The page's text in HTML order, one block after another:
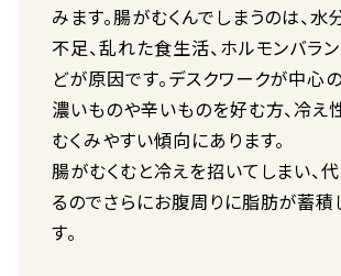
みます。腸がむくんでしまうのは、
不足、乱れた食生活、ホルモンバラ
どが原因です。デスクワークが中心
濃いものや辛いものを好む方、冷え
むくみやすい傾向にあります。
腸がむくむと冷えを招いてしまい、
るのでさらにお腹周りに脂肪が蓄積
す。